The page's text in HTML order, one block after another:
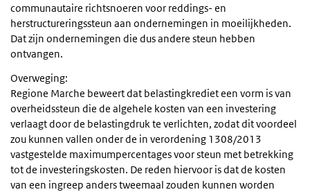
communautaire richtsnoeren voor reddings- en
herstructureringssteun aan ondernemingen in moeilijkheden.
Dat zijn ondernemingen die dus andere steun hebben
ontvangen.
Overweging:
Regione Marche beweert dat belastingkrediet een vorm is van
overheidssteun die de algehele kosten van een investering
verlaagt door de belastingdruk te verlichten, zodat dit voordeel
zou kunnen vallen onder de in verordening 1308/2013
vastgestelde maximumpercentages voor steun met betrekking
tot de investeringskosten. De reden hiervoor is dat de kosten
van een ingreep anders tweemaal zouden kunnen worden